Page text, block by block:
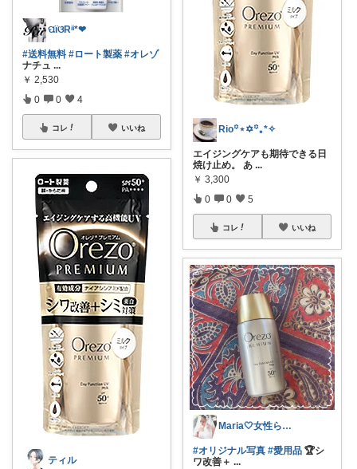
ପïଓRⁱⁱ*❤︎
#送料無料 #ロート製薬 #オレゾ
ナチュ ...
￥ 2,530
0 0 4
コレ いいね
ティル
Rio꙳⋆✡︎꙳｡*✧
エイジングケアも期待できる日
焼け止め。 あ ...
￥ 3,300
0 0 5
コレ いいね
Maria🤍女性らしいものが好き✨🪞
#オリジナル写真 #愛用品 🏆シ
ワ改善＋ ...